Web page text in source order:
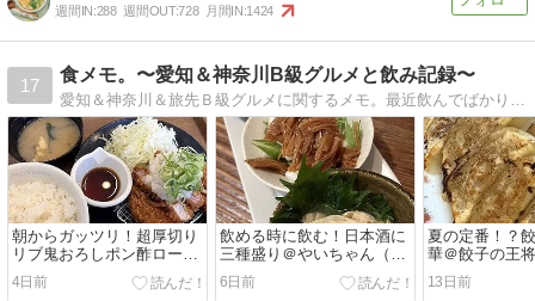
週間IN:288 週間OUT:728 月間IN:1424
17
食メモ。〜愛知＆神奈川B級グルメと飲み記録〜
愛知＆神奈川＆旅先Ｂ級グルメに関するメモ。最近飲んでばかり・・・
朝からガッツリ！超厚切り
リブ鬼おろしポン酢ロース
かつ定食＠松のや（豊川）
4日前
飲める時に飲む！日本酒に
三種盛り＠やいちゃん（名
古屋）
6日前
夏の定番！？
華＠餃子の王
13日前